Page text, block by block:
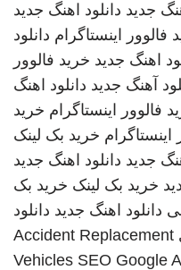
جدید دانلود اهنگ جدید
فالوور اینستاگرام دانلود
اهنگ جدید خرید فالوور
آهنگ جدید دانلود اهنگ
فالوور اینستاگرام خرید
اینستاگرام خرید بک لینک
جدید دانلود اهنگ جدید
خرید بک لینک خرید بک
دانلود اهنگ جدید دانلود
Accident Replacement
Vehicles SEO Google